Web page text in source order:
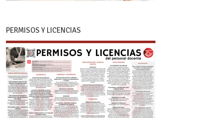
PERMISOS Y LICENCIAS